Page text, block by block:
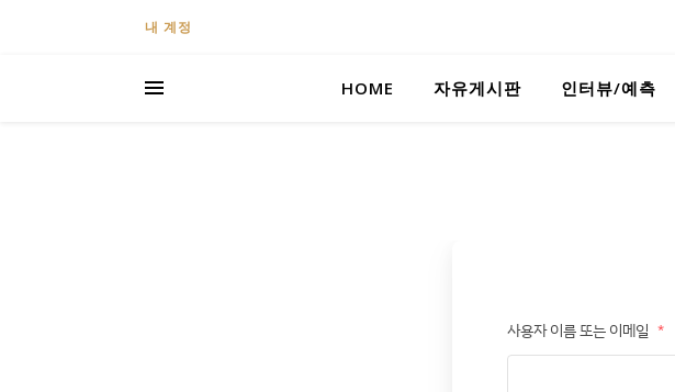
내 계정
HOME 자유게시판 인터뷰/예측
사용자 이름 또는 이메일 *